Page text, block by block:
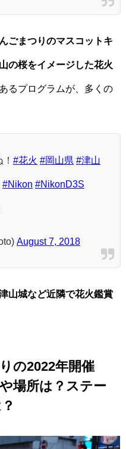
ごまつりのマスコットキ
の桜をイメージした花火
るプログラムが、多くの
#花火 #岡山県 #津山
#Nikon #NikonD3S
August 7, 2018
山城など近隣で花火鑑賞
の2022年開催
場所は？ステー